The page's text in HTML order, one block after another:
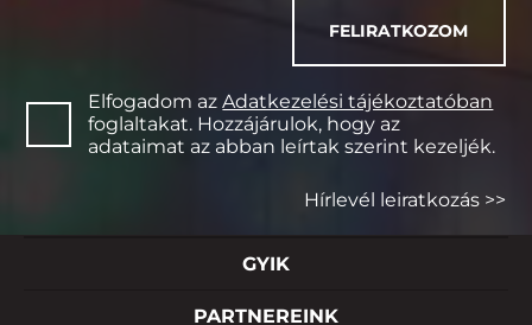
Elfogadom azAdatkezelési tájékoztatóban
foglaltakat. Hozzájárulok, hogy az
adataimat az abban leírtak szerint kezeljék.
Hírlevél leiratkozás >>
GYIK
PARTNEREINK